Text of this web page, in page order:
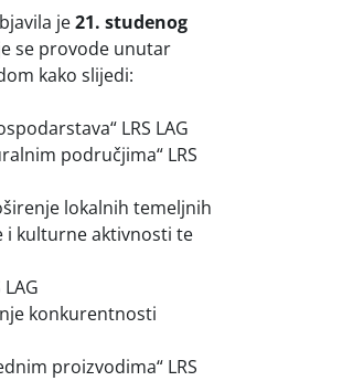
je21. studenog
se provode unutar
kako slijedi:
LRS LAG
područjima“ LRS
lokalnih temeljnih
i kulturne aktivnosti te
konkurentnosti
proizvodima“ LRS